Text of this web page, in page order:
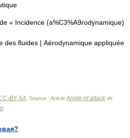
« Incidence (a%C3%A9rodynamique)
des fluides | Aérodynamique appliquée
BY-SA . Source : Article Angle of attack de
)